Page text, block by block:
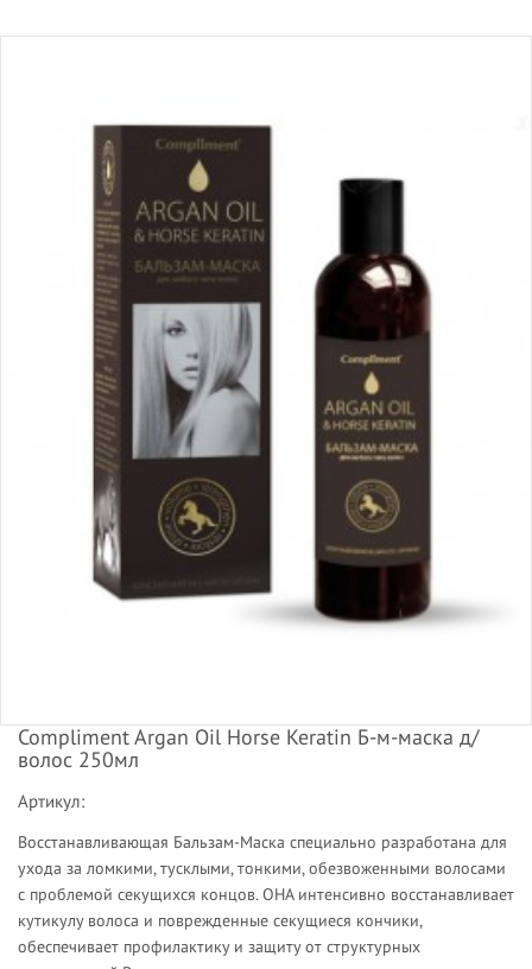
Compliment Argan Oil Horse Keratin Б-м-маска д/
волос 250мл
Артикул:
Восстанавливающая Бальзам-Маска специально разработана для
ухода за ломкими, тусклыми, тонкими, обезвоженными волосами
с проблемой секущихся концов. ОНА интенсивно восстанавливает
кутикулу волоса и поврежденные секущиеся кончики,
обеспечивает профилактику и защиту от структурных